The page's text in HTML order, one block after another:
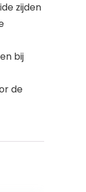
zijden
bij
de